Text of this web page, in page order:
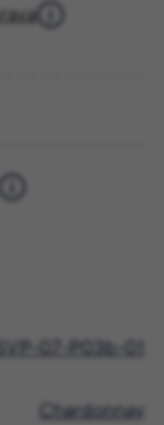
07-P03b-01
Chardonnay